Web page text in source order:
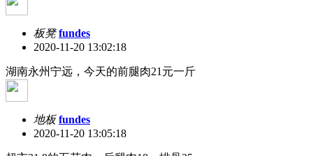
板凳 fundes
2020-11-20 13:02:18
湖南永州宁远，今天的前腿肉21元一斤
地板 fundes
2020-11-20 13:05:18